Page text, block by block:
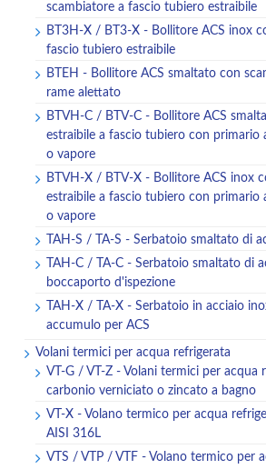
scambiatore a fascio tubiero estraibile
BT3H-X / BT3-X - Bollitore ACS inox
fascio tubiero estraibile
BTEH - Bollitore ACS smaltato con
rame alettato
BTVH-C / BTV-C - Bollitore ACS
estraibile a fascio tubiero con primario
o vapore
BTVH-X / BTV-X - Bollitore ACS inox
estraibile a fascio tubiero con primario
o vapore
TAH-S / TA-S - Serbatoio smaltato di
TAH-C / TA-C - Serbatoio smaltato di
boccaporto d'ispezione
TAH-X / TA-X - Serbatoio in acciaio
accumulo per ACS
Volani termici per acqua refrigerata
VT-G / VT-Z - Volani termici per acqua
carbonio verniciato o zincato a bagno
VT-X - Volano termico per acqua
AISI 316L
VTS / VTP / VTF - Volano termico per